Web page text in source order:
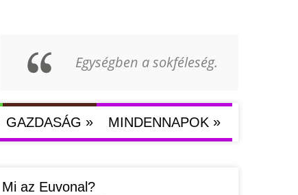
Egységben a sokféleség.
GAZDASÁG » MINDENNAPOK »
Mi az Euvonal?